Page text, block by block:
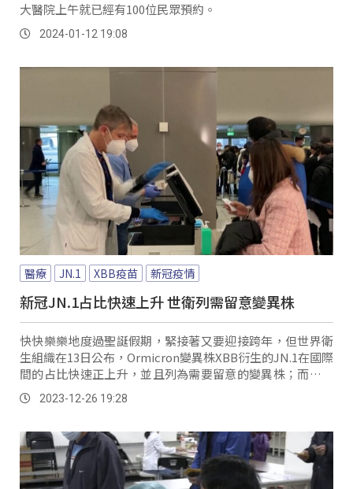
大醫院上午就已經有100位民眾預約。
2024-01-12 19:08
醫療 JN.1 XBB疫苗 新冠疫情
新冠JN.1占比快速上升 世衛列需留意變異株
快快樂樂地度過聖誕假期，緊接著又要迎接跨年，但世界衛
生組織在13日公布，Ormicron變異株XBB衍生的JN.1在國際
間的占比快速正上升，並且列為需要留意的變異株；而根據
疾管署近四周監測狀況，國內無論是境外或是本土重點變異
株都以EG.5為主，其次就是JN.1。
2023-12-26 19:28